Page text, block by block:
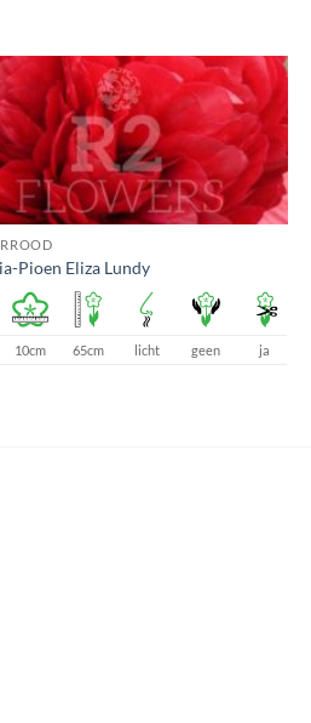
Pioen Eliza Lundy
10cm 65cm licht geen ja